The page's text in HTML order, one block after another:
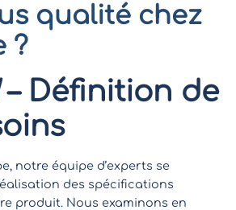
qualité chez
?
– Définition de
notre équipe d’experts se
des spécifications
produit. Nous examinons en